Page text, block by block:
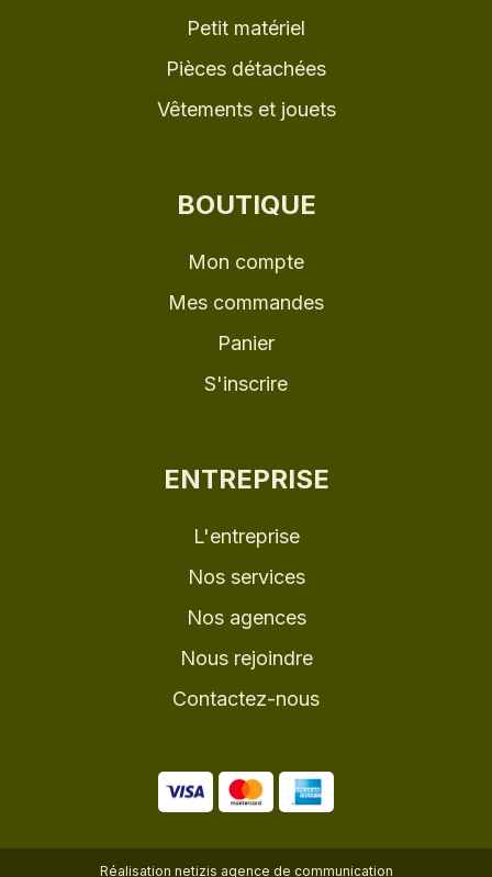
Petit matériel
Pièces détachées
Vêtements et jouets
BOUTIQUE
Mon compte
Mes commandes
Panier
S'inscrire
ENTREPRISE
L'entreprise
Nos services
Nos agences
Nous rejoindre
Contactez-nous
Réalisation netizis agence de communication